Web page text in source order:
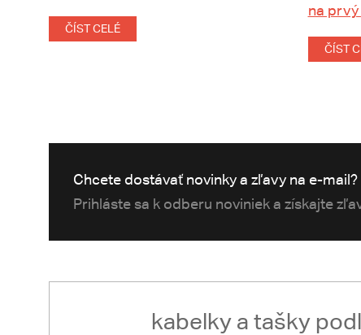
ČÍST CELÉ
na
ČÍST
Chcete dostávať novinky a zľavy na e-mail?
Prihláste sa k odberu noviniek a získajte
kabelky a tašky